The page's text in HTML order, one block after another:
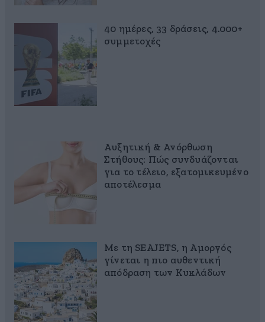
40 ημέρες, 33 δράσεις, 4.000+
συμμετοχές
Αυξητική & Ανόρθωση
Στήθους: Πώς συνδυάζονται
για το τέλειο, εξατομικευμένο
αποτέλεσμα
Με τη SEAJETS, η Αμοργός
γίνεται η πιο αυθεντική
απόδραση των Κυκλάδων